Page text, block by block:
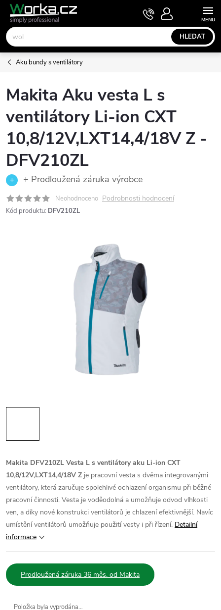
Přejít
obsah
HLEDAT
NÁKUPNÍ
KOŠÍK
Aku bundy s ventilátory
Makita Aku vesta L s
ventilátory Li-ion CXT
10,8/12V,LXT14,4/18V Z -
DFV210ZL
+ Prodloužená záruka výrobce
Neohodnoceno Podrobnosti hodnocení
Kód produktu: DFV210ZL
Makita DFV210ZL Vesta L s ventilátory aku Li-ion CXT
10,8/12V,LXT14,4/18V Z je pracovní vesta s dvěma integrovanými
ventilátory, která zaručuje spolehlivé ochlazení organismu při běžné
pracovní činnosti. Vesta je voděodolná a umožňuje odvod vlhkosti
ven, a díky nové konstrukci ventilátorů je chlazení efektivnější. Navíc
umístění ventilátorů umožňuje použití vesty i při řízení. Detailní
informace
Prodloužená záruka 36 měs. od Makita
Položka byla vyprodána…